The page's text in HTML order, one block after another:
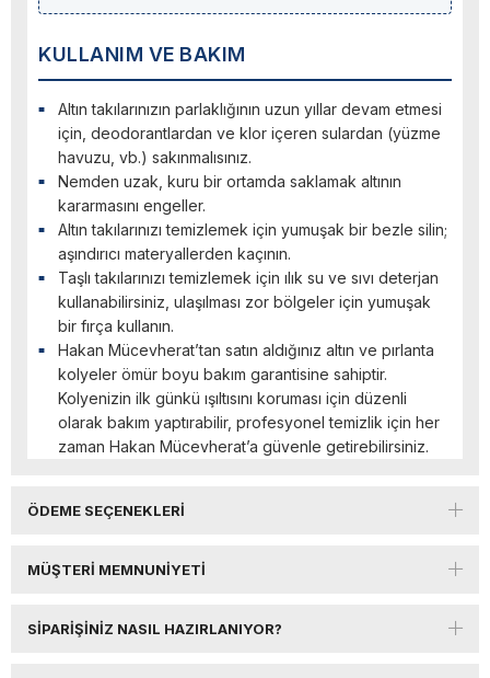
KULLANIM VE BAKIM
Altın takılarınızın parlaklığının uzun yıllar devam etmesi
için, deodorantlardan ve klor içeren sulardan (yüzme
havuzu, vb.) sakınmalısınız.
Nemden uzak, kuru bir ortamda saklamak altının
kararmasını engeller.
Altın takılarınızı temizlemek için yumuşak bir bezle silin;
aşındırıcı materyallerden kaçının.
Taşlı takılarınızı temizlemek için ılık su ve sıvı deterjan
kullanabilirsiniz, ulaşılması zor bölgeler için yumuşak
bir fırça kullanın.
Hakan Mücevherat’tan satın aldığınız altın ve pırlanta
kolyeler ömür boyu bakım garantisine sahiptir.
Kolyenizin ilk günkü ışıltısını koruması için düzenli
olarak bakım yaptırabilir, profesyonel temizlik için her
zaman Hakan Mücevherat’a güvenle getirebilirsiniz.
ÖDEME SEÇENEKLERI
MÜŞTERI MEMNUNIYETI
SIPARIŞINIZ NASIL HAZIRLANIYOR?